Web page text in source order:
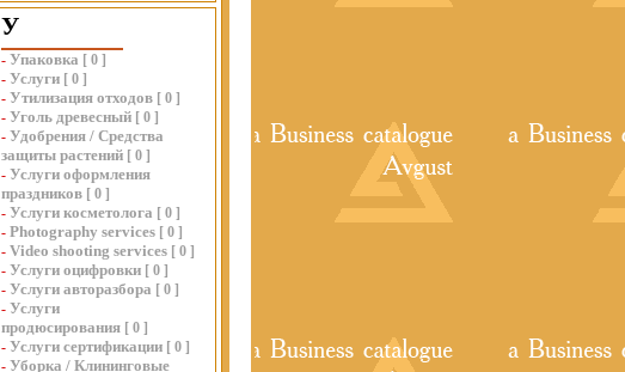
У
- Упаковка [ 0 ]
- Услуги [ 0 ]
- Утилизация отходов [ 0 ]
- Уголь древесный [ 0 ]
- Удобрения / Средства
защиты растений [ 0 ]
- Услуги оформления
праздников [ 0 ]
- Услуги косметолога [ 0 ]
- Photography services [ 0 ]
- Video shooting services [ 0 ]
- Услуги оцифровки [ 0 ]
- Услуги авторазбора [ 0 ]
- Услуги
продюсирования [ 0 ]
- Услуги сертификации [ 0 ]
- Уборка / Клининговые